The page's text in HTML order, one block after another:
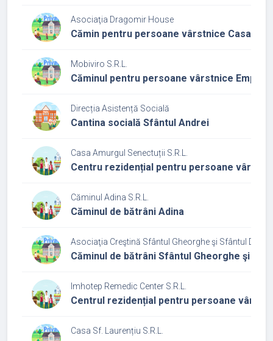
Asociaţia Dragomir House
Cămin pentru persoane vârstnice Casa
Mobiviro S.R.L.
Căminul pentru persoane vârstnice
Direcția Asistență Socială
Cantina socială Sfântul Andrei
Casa Amurgul Senectuții S.R.L.
Centru rezidențial pentru persoane
Căminul Adina S.R.L.
Căminul de bătrâni Adina
Asociaţia Creştină Sfântul Gheorghe şi Sfântul
Căminul de bătrâni Sfântul Gheorghe şi
Imhotep Remedic Center S.R.L.
Centrul rezidențial pentru persoane
Casa Sf. Laurențiu S.R.L.